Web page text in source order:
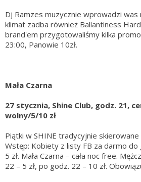
Dj Ramzes muzycznie wprowadzi
klimat zadba również Ballantiness
brand'em przygotowaliśmy kilka
23:00, Panowie 10zł.
Mała Czarna
27 stycznia, Shine Club, godz. 21,
wolny/5/10 zł
Piątki w SHINE tradycyjnie skierowane
Wstęp: Kobiety z listy FB za darmo do
5 zł. Mała Czarna – cała noc free.
22 – 5 zł, po godz. 22 – 10 zł.